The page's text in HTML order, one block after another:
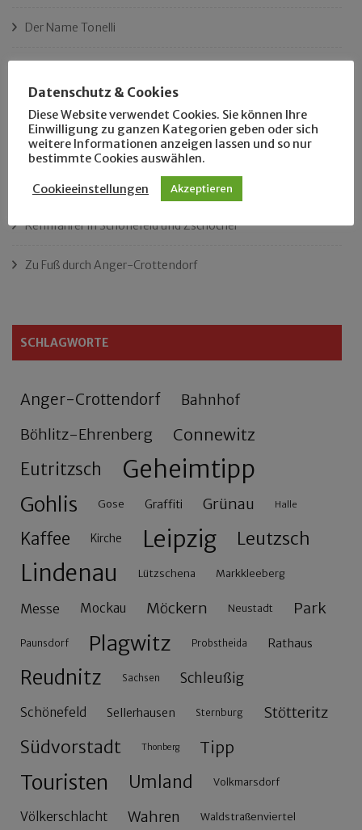
Der Name Tonelli
„Als Hobbyhistoriker bin ich in ganz Leipzig zu Hause“
Das neue Eutritzsch-Buch
Der Leipziger Schmiedetag von 1904
Rennfahrer in Schönefeld und Zschocher
Zu Fuß durch Anger-Crottendorf
SCHLAGWORTE
Anger-Crottendorf Bahnhof
Böhlitz-Ehrenberg Connewitz
Eutritzsch Geheimtipp
Gohlis Gose Graffiti Grünau Halle
Kaffee Kirche Leipzig Leutzsch
Lindenau Lützschena Markkleeberg
Messe Mockau Möckern Neustadt Park
Paunsdorf Plagwitz Probstheida Rathaus
Reudnitz Sachsen Schleußig
Schönefeld Sellerhausen Sternburg Stötteritz
Südvorstadt Thonberg Tipp
Touristen Umland Volkmarsdorf
Völkerschlacht Wahren Waldstraßenviertel
Datenschutz & Cookies
Diese Website verwendet Cookies. Sie können Ihre
Einwilligung zu ganzen Kategorien geben oder sich
weitere Informationen anzeigen lassen und so nur
bestimmte Cookies auswählen.
Cookieeinstellungen Akzeptieren